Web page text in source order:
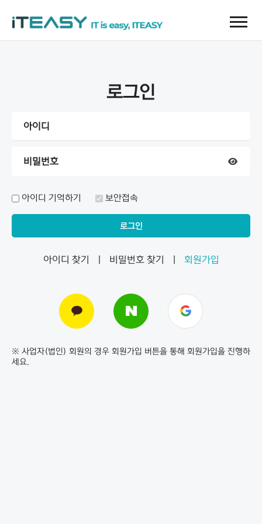
로그인
아이디 기억하기 보안접속
아이디 찾기 비밀번호 찾기 회원가입
※ 사업자(법인) 회원의 경우 회원가입 버튼을 통해 회원가입을 진행하
세요.